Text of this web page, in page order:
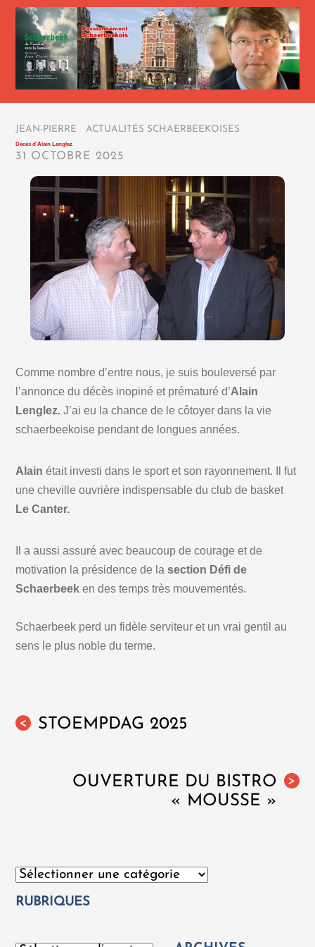
JEAN-PIERRE ACTUALITÉS SCHAERBEEKOISES
Décès d’Alain Lenglez
31 OCTOBRE 2025
Comme nombre d’entre nous, je suis bouleversé par
l’annonce du décès inopiné et prématuré d’Alain
Lenglez.J’ai eu la chance de le côtoyer dans la vie
schaerbeekoise pendant de longues années.
Alain était investi dans le sport et son rayonnement. Il fut
une cheville ouvrière indispensable du club de basket
Le Canter.
Il a aussi assuré avec beaucoup de courage et de
motivation la présidence de la section Défi de
Schaerbeek en des temps très mouvementés.
Schaerbeek perd un fidèle serviteur et un vrai gentil au
sens le plus noble du terme.
< STOEMPDAG 2025
>
OUVERTURE DU BISTRO
« MOUSSE »
Catégories
RUBRIQUES